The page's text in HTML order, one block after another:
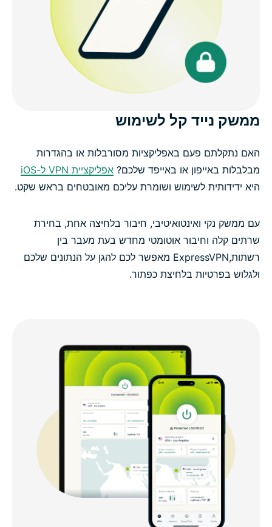
ממשק נייד קל לשימוש
האם נתקלתם פעם באפליקציות מסורבלות או בהגדרות
מבלבלות באייפון או באייפד שלכם? אפליקציית VPN ל-iOS
היא ידידותית לשימוש ושומרת עליכם מאובטחים בראש שקט.
עם ממשק נקי ואינטואיטיבי, חיבור בלחיצה אחת, בחירת
שרתים קלה וחיבור אוטומטי מחדש בעת מעבר בין
רשתות,ExpressVPN מאפשר לכם להגן על הנתונים שלכם
ולגלוש בפרטיות בלחיצת כפתור.